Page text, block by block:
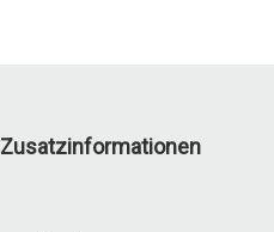
Zusatzinformationen